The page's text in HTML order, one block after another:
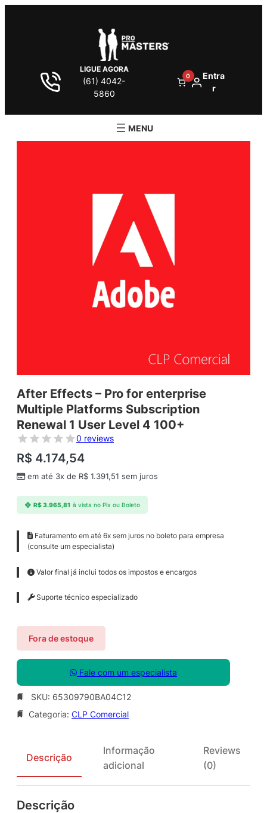
LIGUE AGORA
(61) 4042-
5860
0
Entra
r
After Effects – Pro for enterprise
Multiple Platforms Subscription
Renewal 1 User Level 4 100+
0 reviews
R$ 4.174,54
em até 3x de R$ 1.391,51 sem juros
R$3.965,81 à vista no Pix ou Boleto
Faturamento em até 6x sem juros no boleto para empresa
(consulte um especialista)
Valor final já inclui todos os impostos e encargos
Suporte técnico especializado
Fora de estoque
Fale com um especialista
SKU: 65309790BA04C12
Categoria: CLP Comercial
Descrição
Informação
adicional
Reviews
(0)
Descrição